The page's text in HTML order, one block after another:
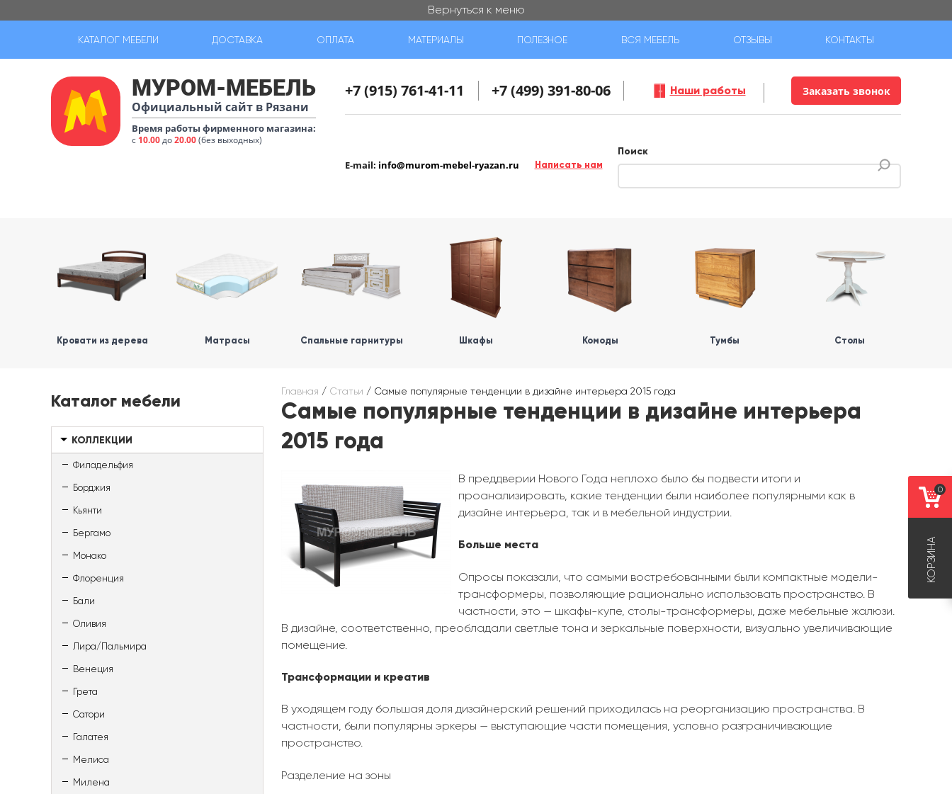
Вернуться к меню
КАТАЛОГ МЕБЕЛИ ДОСТАВКА ОПЛАТА МАТЕРИАЛЫ ПОЛЕЗНОЕ ВСЯ МЕБЕЛЬ ОТЗЫВЫ КОНТАКТЫ
МУРОМ-МЕБЕЛЬ
Официальный сайт в Рязани
Время работы фирменного магазина:
с 10.00до20.00(без выходных)
+7 (915) 761-41-11 +7 (499) 391-80-06 Наши работы Заказать звонок
E-mail: info@murom-mebel-ryazan.ru Написать нам
Поиск
Кровати из дерева Матрасы Спальные гарнитуры Шкафы Комоды Тумбы Столы
Каталог мебели
КОЛЛЕКЦИИ
Филадельфия
Борджия
Кьянти
Бергамо
Монако
Флоренция
Бали
Оливия
Лира/Пальмира
Венеция
Грета
Сатори
Галатея
Мелиса
Милена
Главная / Статьи / Самые популярные тенденции в дизайне интерьера 2015 года
Самые популярные тенденции в дизайне интерьера
2015 года
В преддверии Нового Года неплохо было бы подвести итоги и
проанализировать, какие тенденции были наиболее популярными как в
дизайне интерьера, так и в мебельной индустрии.
Больше места
Опросы показали, что самыми востребованными были компактные модели-
трансформеры, позволяющие рационально использовать пространство. В
частности, это — шкафы-купе, столы-трансформеры, даже мебельные жалюзи.
В дизайне, соответственно, преобладали светлые тона и зеркальные поверхности, визуально увеличивающие
помещение.
Трансформации и креатив
В уходящем году большая доля дизайнерский решений приходилась на реорганизацию пространства. В
частности, были популярны эркеры — выступающие части помещения, условно разграничивающие
пространство.
Разделение на зоны
0
КОРЗИНА